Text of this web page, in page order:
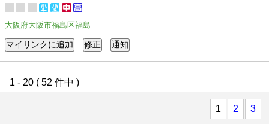
大阪府大阪市福島区福島
1 - 20 ( 52 件中 )
1 2 3